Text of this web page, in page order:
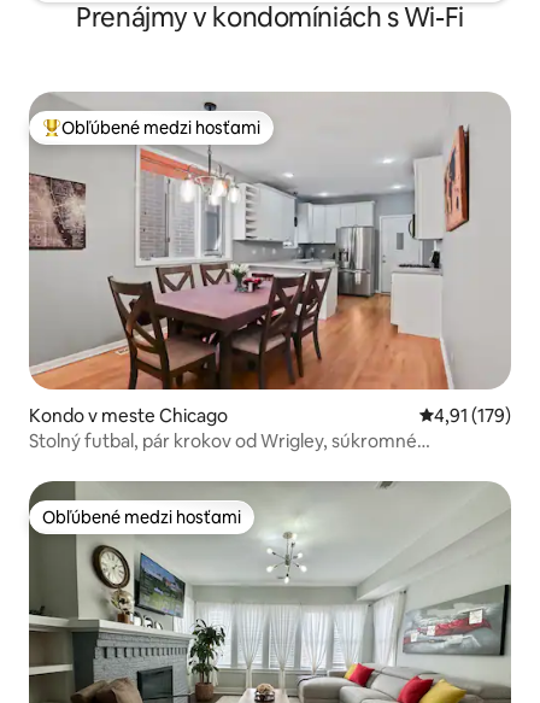
Prenájmy v kondomíniách s Wi-Fi
Najobľúbenejšie medzi hosťami
Obľúbené medzi hosťami
Kondo v meste Chicago Priemerné
4,91 (179)
Stolný futbal, pár krokov od Wrigley, súkromné
Obľúbené medzi hosťami
Obľúbené medzi hosťami